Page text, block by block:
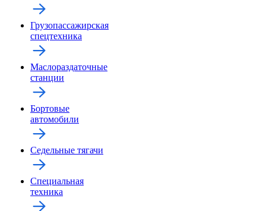
Грузопассажирская
спецтехника
Маслораздаточные
станции
Бортовые
автомобили
Седельные тягачи
Специальная
техника